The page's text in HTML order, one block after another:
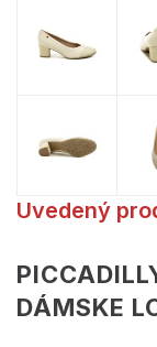
Uvedený
DÁMSKE